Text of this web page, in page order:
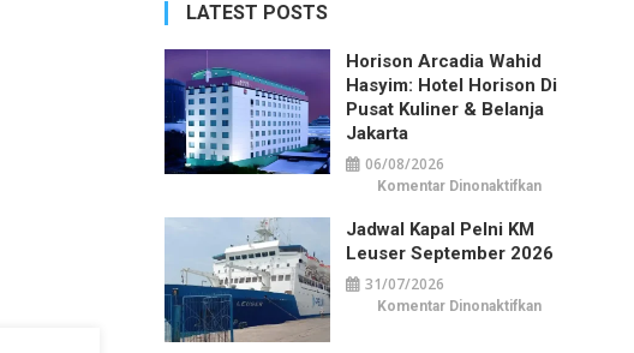
LATEST POSTS
Horison Arcadia Wahid
Hasyim: Hotel Horison Di
Pusat Kuliner & Belanja
Jakarta
06/08/2026
Komentar Dinonaktifkanpada
Hasyim:
Hotel
Pusat
Kuliner
Jadwal Kapal Pelni KM
Leuser September 2026
31/07/2026
Komentar Dinonaktifkanpada